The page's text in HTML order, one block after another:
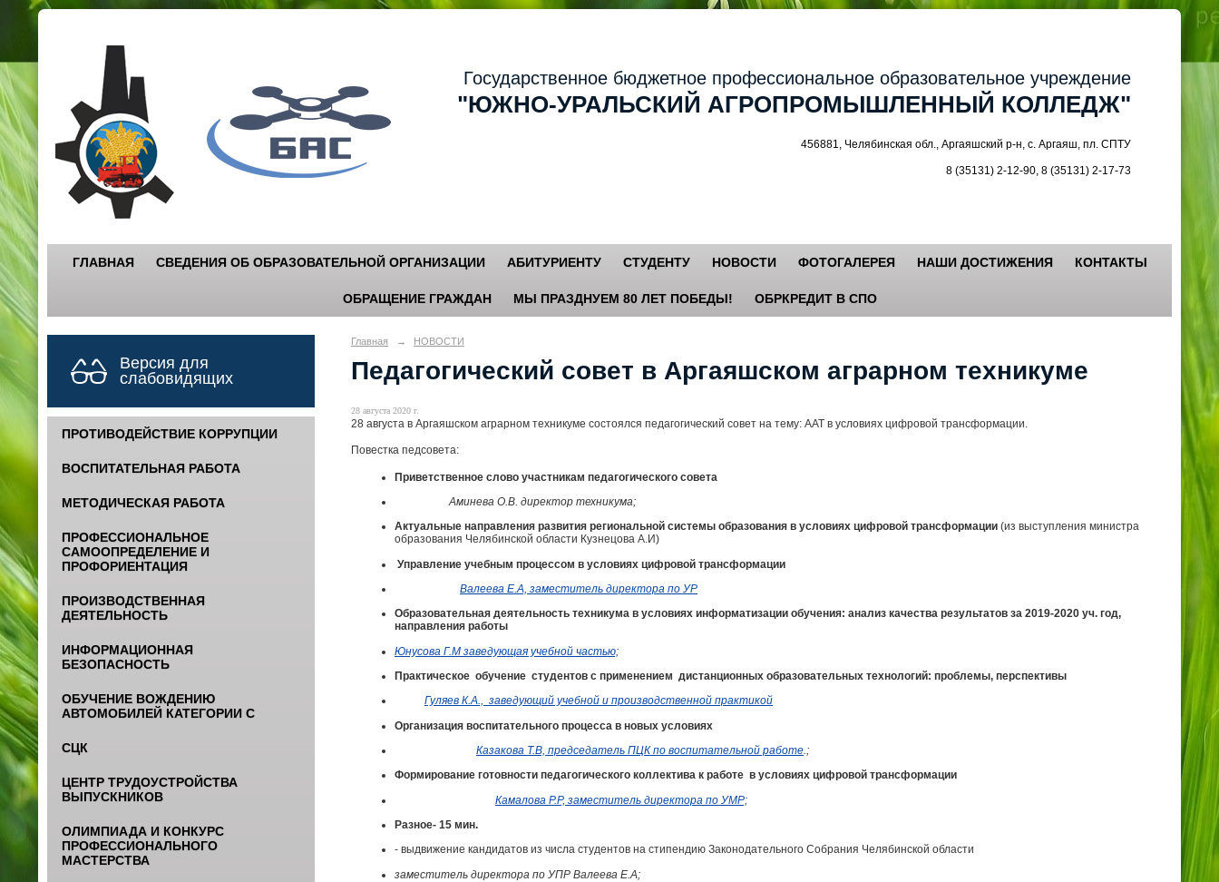
Государственное бюджетное профессиональное образовательное учреждение
"ЮЖНО-УРАЛЬСКИЙ АГРОПРОМЫШЛЕННЫЙ КОЛЛЕДЖ"
456881, Челябинская обл., Аргаяшский р-н, с. Аргаяш, пл. СПТУ
8 (35131) 2-12-90, 8 (35131) 2-17-73
ГЛАВНАЯ СВЕДЕНИЯ ОБ ОБРАЗОВАТЕЛЬНОЙ ОРГАНИЗАЦИИ АБИТУРИЕНТУ СТУДЕНТУ НОВОСТИ ФОТОГАЛЕРЕЯ НАШИ ДОСТИЖЕНИЯ КОНТАКТЫ
ОБРАЩЕНИЕ ГРАЖДАН МЫ ПРАЗДНУЕМ 80 ЛЕТ ПОБЕДЫ! ОБРКРЕДИТ В СПО
Версия для
слабовидящих
ПРОТИВОДЕЙСТВИЕ КОРРУПЦИИ
ВОСПИТАТЕЛЬНАЯ РАБОТА
МЕТОДИЧЕСКАЯ РАБОТА
ПРОФЕССИОНАЛЬНОЕ
САМООПРЕДЕЛЕНИЕ И
ПРОФОРИЕНТАЦИЯ
ПРОИЗВОДСТВЕННАЯ
ДЕЯТЕЛЬНОСТЬ
ИНФОРМАЦИОННАЯ
БЕЗОПАСНОСТЬ
ОБУЧЕНИЕ ВОЖДЕНИЮ
АВТОМОБИЛЕЙ КАТЕГОРИИ С
СЦК
ЦЕНТР ТРУДОУСТРОЙСТВА
ВЫПУСКНИКОВ
ОЛИМПИАДА И КОНКУРС
ПРОФЕССИОНАЛЬНОГО
МАСТЕРСТВА
Главная → НОВОСТИ
Педагогический совет в Аргаяшском аграрном техникуме
28 августа 2020 г.
28 августа в Аргаяшском аграрном техникуме состоялся педагогический совет на тему: ААТ в условиях цифровой трансформации.
Повестка педсовета:
Приветственное слово участникам педагогического совета
Аминева О.В. директор техникума;
Актуальные направления развития региональной системы образования в условиях цифровой трансформации (из выступления министра
образования Челябинской области Кузнецова А.И)
Управление учебным процессом в условиях цифровой трансформации
Валеева Е.А, заместитель директора по УР
Образовательная деятельность техникума в условиях информатизации обучения: анализ качества результатов за 2019-2020 уч. год,
направления работы
Юнусова Г.М заведующая учебной частью;
Практическое обучение студентов с применением дистанционных образовательных технологий: проблемы, перспективы
Гуляев К.А., заведующий учебной и производственной практикой
Организация воспитательного процесса в новых условиях
Казакова Т.В, председатель ПЦК по воспитательной работе.;
Формирование готовности педагогического коллектива к работе в условиях цифровой трансформации
Камалова Р.Р, заместитель директора по УМР;
Разное- 15 мин.
- выдвижение кандидатов из числа студентов на стипендию Законодательного Собрания Челябинской области
заместитель директора по УПР Валеева Е.А;